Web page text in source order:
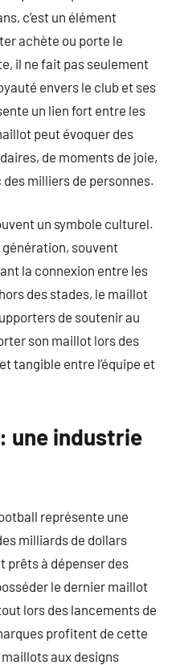
c’est un élément
achète ou porte le
il ne fait pas seulement
envers le club et ses
un lien fort entre les
peut évoquer des
de moments de joie,
milliers de personnes.
un symbole culturel.
souvent
la connexion entre les
des stades, le maillot
de soutenir au
son maillot lors des
tangible entre l’équipe et
une industrie
représente une
milliards de dollars
prêts à dépenser des
le dernier maillot
lors des lancements de
profitent de cette
aux designs